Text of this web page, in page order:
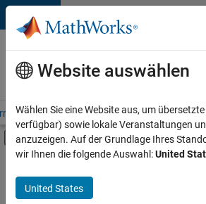
Weiter zum Inhalt
Karriere
bei
MathWorks
– Übersicht Stellensuche
Umschaltung für Off-
Hauptinhalt
Praktika
Advanced Support
+7
Website auswählen
Wählen Sie eine Website aus, um
verfügbar) sowie lokale Veranstaltungen
anzuzeigen. Auf der Grundlage Ihres
wir Ihnen die folgende Auswahl:United
United States